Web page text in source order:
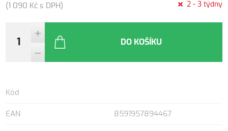
(1 090 Kč s DPH) 2 - 3 týdny
DO KOŠÍKU
Kód
EAN 8591957894467